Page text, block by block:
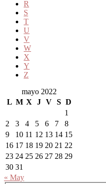
R
S
T
U
V
W
X
Y
Z
mayo 2022
L M X J V S D
1
2
3 4 5 6 7
8
9
10 11 12 13 14 15
16 17 18 19 20 21 22
23 24 25 26 27 28 29
30 31
« May